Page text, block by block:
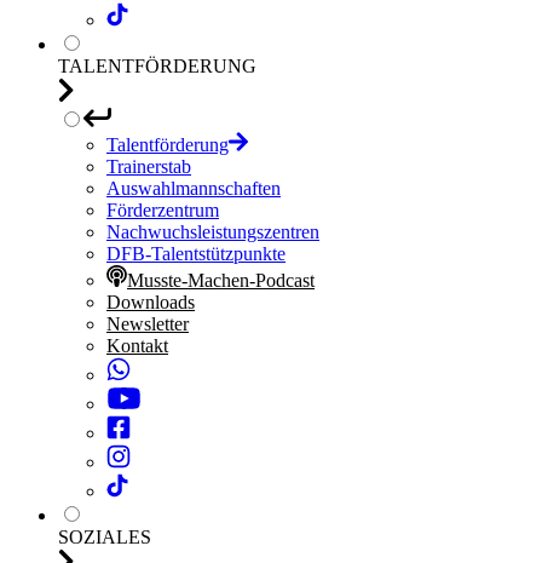
TALENTFÖRDERUNG
Talentförderung
Trainerstab
Auswahlmannschaften
Förderzentrum
Nachwuchsleistungszentren
DFB-Talentstützpunkte
Musste-Machen-Podcast
Downloads
Newsletter
Kontakt
SOZIALES